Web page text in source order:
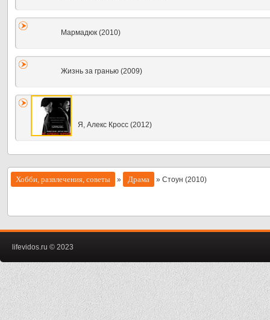
Мармадюк (2010)
Жизнь за гранью (2009)
Я, Алекс Кросс (2012)
Хобби, развлечения, советы » Драма » Стоун (2010)
lifevidos.ru © 2023